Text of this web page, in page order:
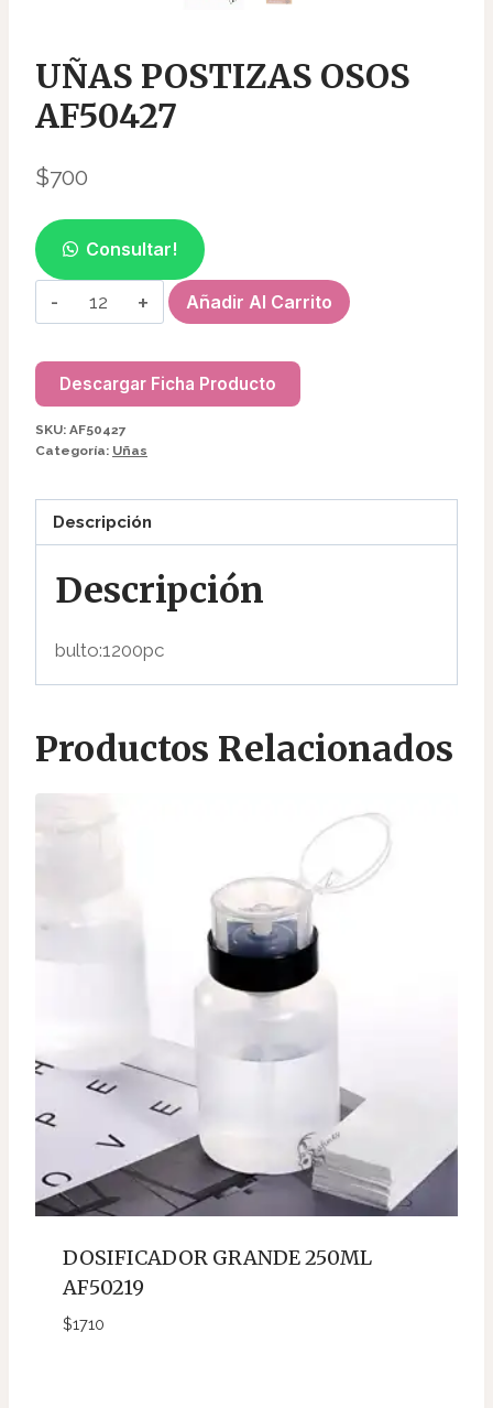
UÑAS POSTIZAS OSOS
AF50427
$700
Consultar!
UÑAS
POSTIZAS
AF50427
cantidad
Añadir Al Carrito
Descargar Ficha Producto
SKU: AF50427
Categoría: Uñas
Descripción
Descripción
bulto:1200pc
Productos Relacionados
DOSIFICADOR GRANDE 250ML
AF50219
$1710